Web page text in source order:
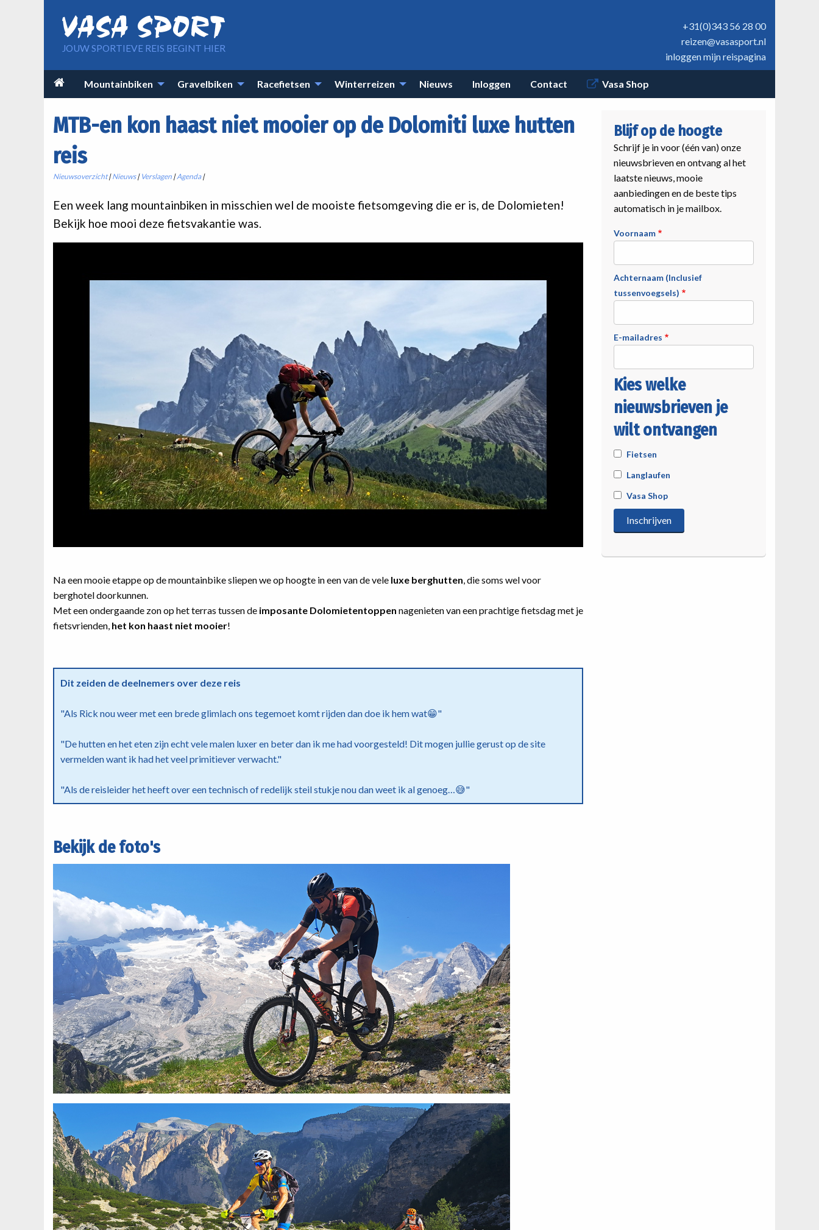
+31(0)343 56 28 00
reizen@vasasport.nl
inloggen mijn reispagina
JOUW SPORTIEVE REIS BEGINT HIER
Main
navigation
 Mountainbiken Gravelbiken Racefietsen Winterreizen Nieuws Inloggen Contact Vasa Shop
MTB-en kon haast niet mooier op de Dolomiti luxe hutten
reis
Nieuwsoverzicht|Nieuws| Verslagen |Agenda|
Een week lang mountainbiken in misschien wel de mooiste fietsomgeving die er is, de Dolomieten!
Bekijk hoe mooi deze fietsvakantie was.
Na een mooie etappe op de mountainbike sliepen we op hoogte in een van de vele luxe berghutten, die soms wel voor
berghotel doorkunnen.
Met een ondergaande zon op het terras tussen de imposante Dolomietentoppen nagenieten van een prachtige fietsdag met je
fietsvrienden, het kon haast niet mooier!
Dit zeiden de deelnemers over deze reis
"Als Rick nou weer met een brede glimlach ons tegemoet komt rijden dan doe ik hem wat😁"
"De hutten en het eten zijn echt vele malen luxer en beter dan ik me had voorgesteld! Dit mogen jullie gerust op de site
vermelden want ik had het veel primitiever verwacht."
"Als de reisleider het heeft over een technisch of redelijk steil stukje nou dan weet ik al genoeg…😅"
Bekijk de foto's
Blijf op de hoogte
Schrijf je in voor (één van) onze
nieuwsbrieven en ontvang al het
laatste nieuws, mooie
aanbiedingen en de beste tips
automatisch in je mailbox.
Voornaam
Achternaam (Inclusief
tussenvoegsels)
E-mailadres
Kies welke
nieuwsbrieven je
wilt ontvangen
Fietsen
Langlaufen
Vasa Shop